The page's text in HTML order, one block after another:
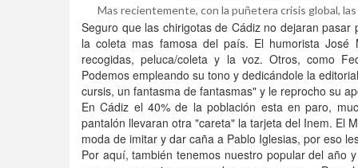
Mas recientemente, con la puñetera crisis global,
Seguro que las chirigotas de Cádiz no dejaran
la coleta mas famosa del país. El humorista
recogidas, peluca/coleta y la voz. Otros, como
Podemos empleando su tono y dedicándole la
cursis, un fantasma de fantasmas" y le reprocho su
En Cádiz el 40% de la población esta en paro,
pantalón llevaran otra "careta" la tarjeta del Inem. El
moda de imitar y dar caña a Pablo Iglesias, por eso
Por aquí, también tenemos nuestro popular del año